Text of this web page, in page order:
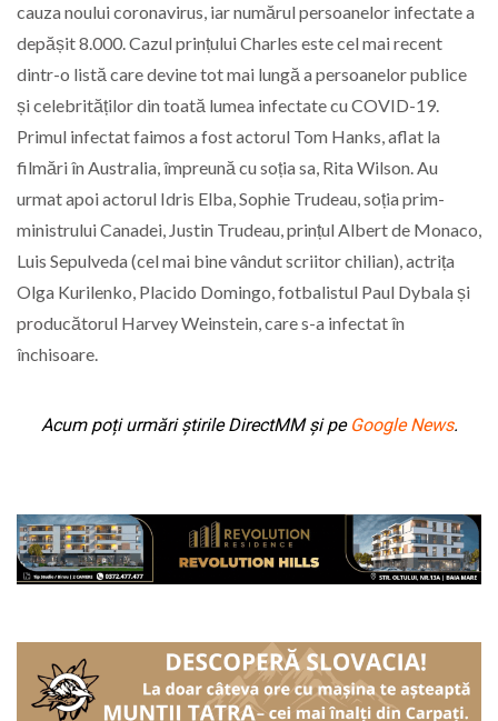
cauza noului coronavirus, iar numărul persoanelor infectate a
depășit 8.000. Cazul prințului Charles este cel mai recent
dintr-o listă care devine tot mai lungă a persoanelor publice
și celebrităților din toată lumea infectate cu COVID-19.
Primul infectat faimos a fost actorul Tom Hanks, aflat la
filmări în Australia, împreună cu soția sa, Rita Wilson. Au
urmat apoi actorul Idris Elba, Sophie Trudeau, soția prim-
ministrului Canadei, Justin Trudeau, prințul Albert de Monaco,
Luis Sepulveda (cel mai bine vândut scriitor chilian), actrița
Olga Kurilenko, Placido Domingo, fotbalistul Paul Dybala și
producătorul Harvey Weinstein, care s-a infectat în
închisoare.
Acum poți urmări știrile DirectMM și pe Google News.